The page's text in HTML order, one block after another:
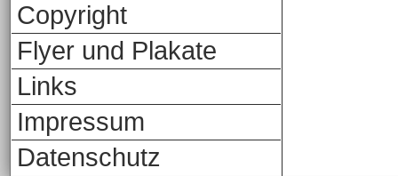
Copyright
Flyer und Plakate
Links
Impressum
Datenschutz